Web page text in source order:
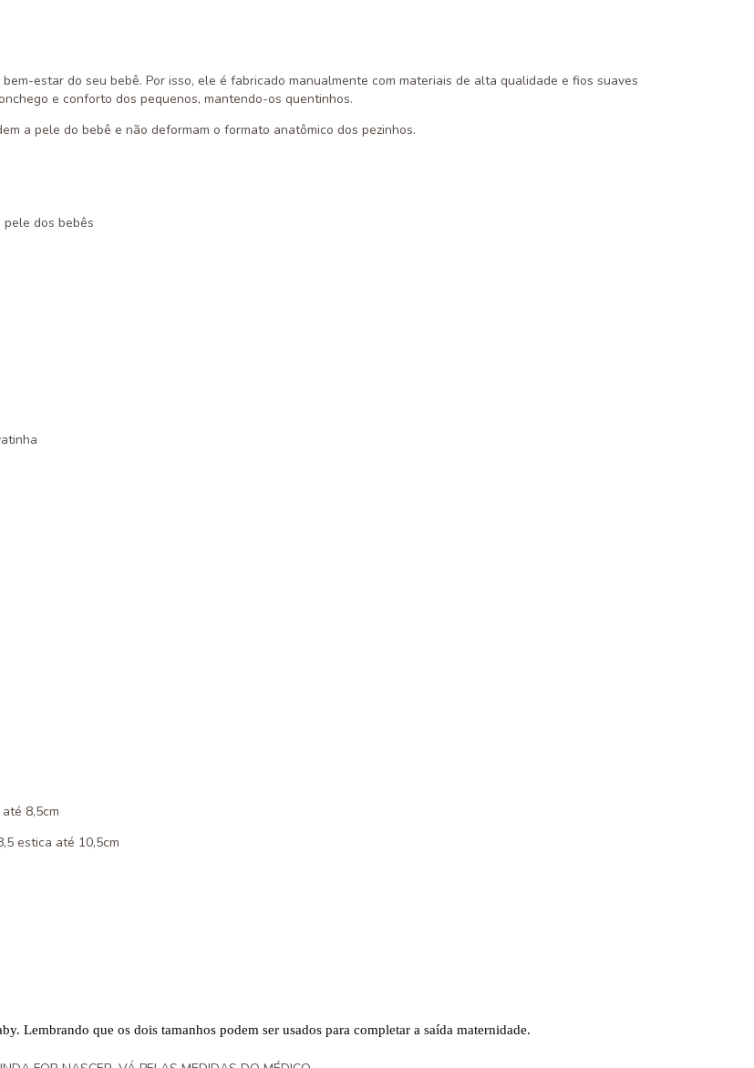
estar do seu bebê. Por isso, ele é fabricado manualmente com materiais de alta qualidade e fios suaves
e conforto dos pequenos, mantendo-os quentinhos.
a pele do bebê e não deformam o formato anatômico dos pezinhos.
dos bebês
8,5cm
estica até 10,5cm
Lembrando que os dois tamanhos podem ser usados para completar a saída maternidade.